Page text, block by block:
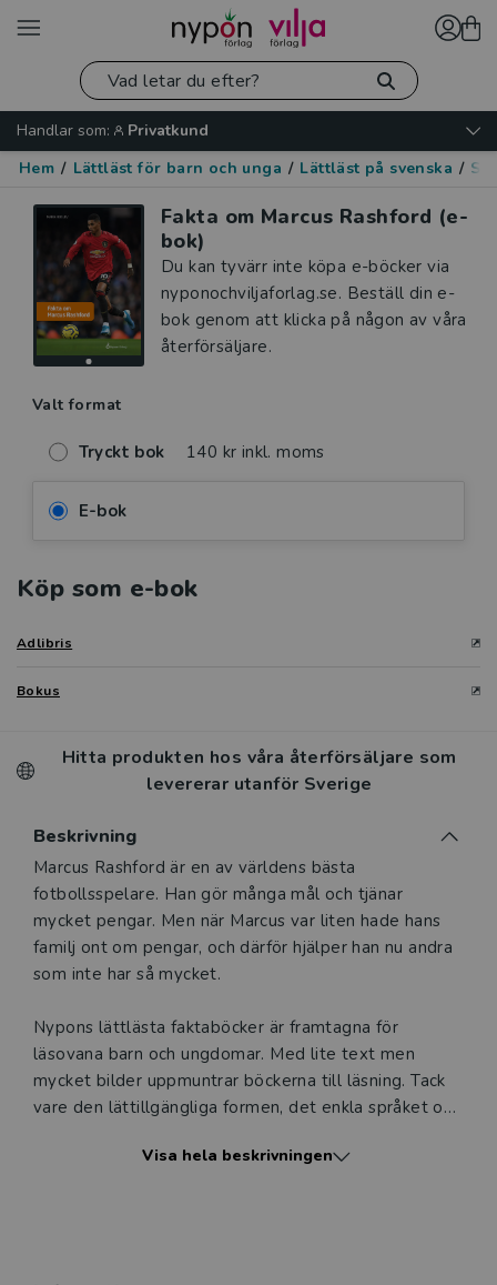
Handlar som:
Privatkund
Hem / Lättläst för barn och unga / Lättläst på svenska /
Fakta om Marcus Rashford (e-
bok)
Du kan tyvärr inte köpa e-böcker via
nyponochviljaforlag.se. Beställ din e-
bok genom att klicka på någon av våra
återförsäljare.
Valt format
Tryckt bok 140 kr inkl. moms
E-bok
Köp som e-bok
Adlibris
Bokus
Hitta produkten hos våra återförsäljare som
levererar utanför Sverige
Beskrivning
Beskrivning
Marcus Rashford är en av världens bästa
fotbollsspelare. Han gör många mål och tjänar
mycket pengar. Men när Marcus var liten hade hans
familj ont om pengar, och därför hjälper han nu andra
som inte har så mycket.
Nypons lättlästa faktaböcker är framtagna för
läsovana barn och ungdomar. Med lite text men
mycket bilder uppmuntrar böckerna till läsning. Tack
vare den lättillgängliga formen, det enkla språket och
såväl yngre som äldre läsare.
Visa hela beskrivningen